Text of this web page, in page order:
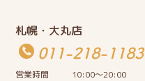
札幌・大丸店
011-218-1183
営業時間
10:00〜20:00